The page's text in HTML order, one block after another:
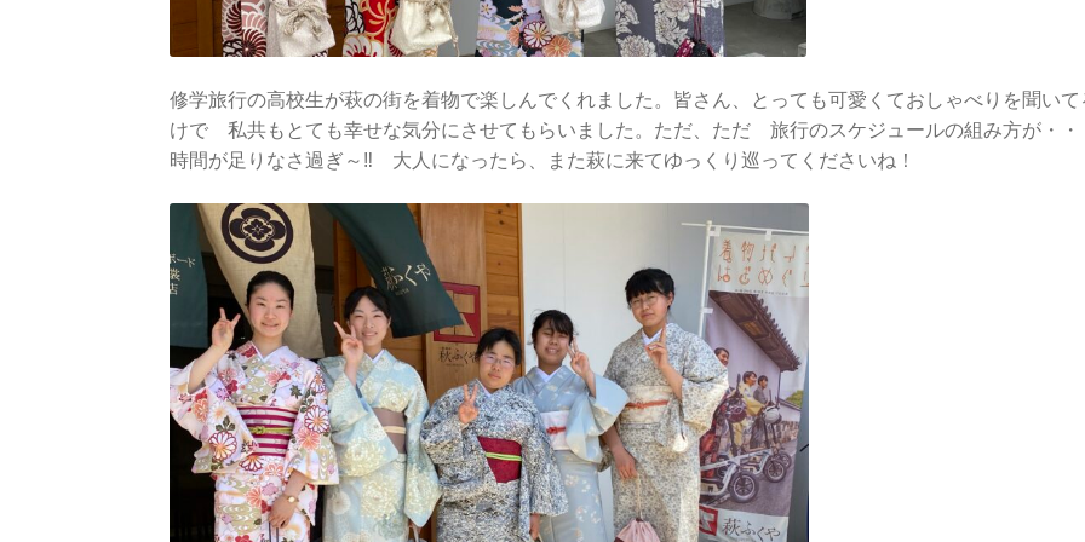
修学旅行の高校生が萩の街を着物で楽しんでくれました。皆さん、とっても可愛くておしゃべりを聞いて
けで 私共もとても幸せな気分にさせてもらいました。ただ、ただ 旅行のスケジュールの組み方が・・
時間が足りなさ過ぎ～‼ 大人になったら、また萩に来てゆっくり巡ってくださいね！